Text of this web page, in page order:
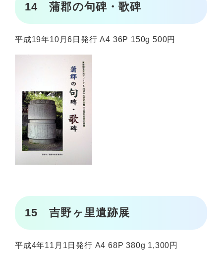
14 蒲郡の句碑・歌碑
平成19年10月6日発行 A4 36P 150g 500円
15 吉野ヶ里遺跡展
平成4年11月1日発行 A4 68P 380g 1,300円